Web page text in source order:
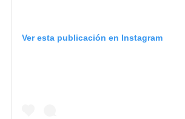
Ver esta publicación en Instagram